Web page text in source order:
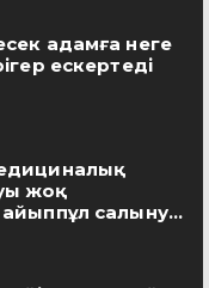
адамға неге
ескертеді
жоқ
айыппұл салынуы